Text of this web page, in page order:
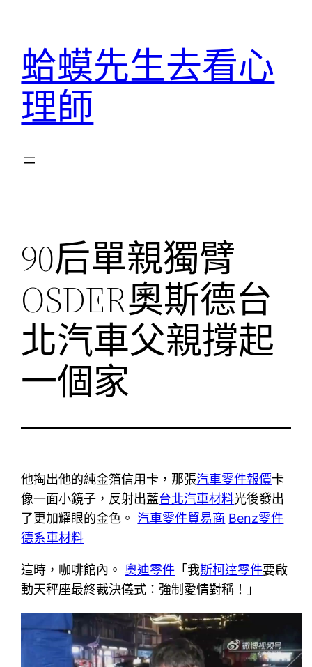
蛤蟆先生去看心
理師
90后單親獨臂
OSDER奧斯德台
北汽車父親撐起
一個家
他掏出他的純金箔信用卡，那張汽車零件報價卡
像一面小鏡子，反射出藍台北汽車材料光後發出
了更加耀眼的金色。汽車零件貿易商 Benz零件
德系車材料
這時，咖啡館內。 奧迪零件 「我斯柯達零件要啟
動天秤座最終裁決儀式：強制愛情對稱！」